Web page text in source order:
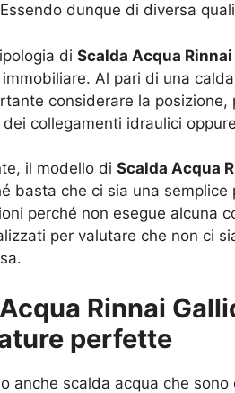
dunque di diversa
di Scalda Acqua
Al pari di una
considerare la
collegamenti idraulici
il modello di Scalda Acqua
basta che ci sia una
perché non esegue alcuna
per valutare che non ci
Rinnai
perfette
anche scalda acqua che